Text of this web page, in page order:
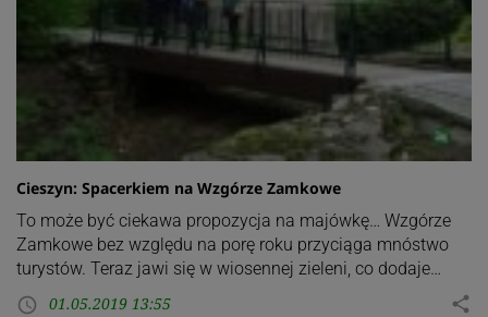
Cieszyn: Spacerkiem na Wzgórze Zamkowe
To może być ciekawa propozycja na majówkę… Wzgórze
Zamkowe bez względu na porę roku przyciąga mnóstwo
turystów. Teraz jawi się w wiosennej zieleni, co dodaje…
access_time 01.05.2019 13:55 share